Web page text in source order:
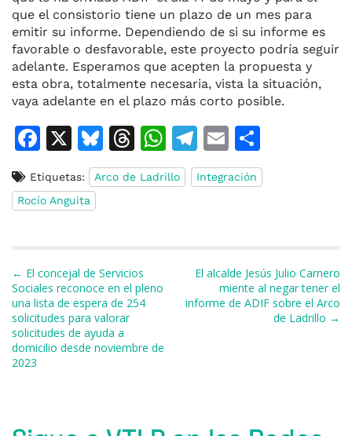
que el consistorio tiene un plazo de un mes para
emitir su informe. Dependiendo de si su informe es
favorable o desfavorable, este proyecto podría seguir
adelante. Esperamos que acepten la propuesta y
esta obra, totalmente necesaria, vista la situación,
vaya adelante en el plazo más corto posible.
F
c
e
o
o
k
X
Bl
u
e
y
T
h
re
s
W
h
at
T
el
e
m
E
m
ai
o
m
ti
r
Etiquetas: Arco de Ladrillo
Integración
Rocío Anguita
Navegación de entradas
← El concejal de Servicios
Sociales reconoce en el pleno
una lista de espera de 254
solicitudes para valorar
solicitudes de ayuda a
domicilio desde noviembre de
2023
El alcalde Jesús Julio Carnero
miente al negar tener el
informe de ADIF sobre el Arco
de Ladrillo →